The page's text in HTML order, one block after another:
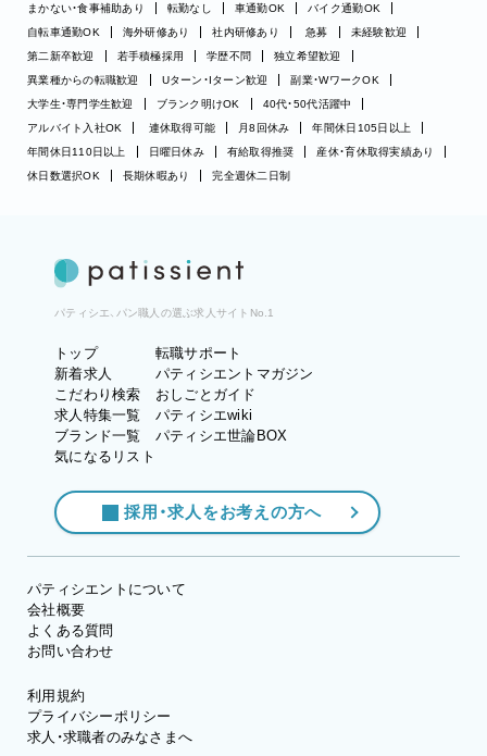
まかない・食事補助あり
転勤なし 車通勤OK
バイク通勤OK
自転車通勤OK
海外研修あり 社内研修あり 急募
未経験歓迎
第二新卒歓迎
若手積極採用 学歴不問
独立希望歓迎
異業種からの転職歓迎
Uターン・Iターン歓迎
副業・WワークOK
大学生・専門学生歓迎
ブランク明けOK
40代・50代活躍中
アルバイト入社OK
連休取得可能 月8回休み
年間休日105日以上
年間休日110日以上
日曜日休み 有給取得推奨
産休・育休取得実績あり
休日数選択OK
長期休暇あり 完全週休二日制
パティシエ、パン職人の選ぶ求人サイトNo.1
トップ
新着求人
こだわり検索
求人特集一覧
ブランド一覧
気になるリスト
転職サポート
パティシエントマガジン
おしごとガイド
パティシエwiki
パティシエ世論BOX
採用・求人をお考えの方へ
パティシエントについて
会社概要
よくある質問
お問い合わせ
利用規約
プライバシーポリシー
求人・求職者のみなさまへ